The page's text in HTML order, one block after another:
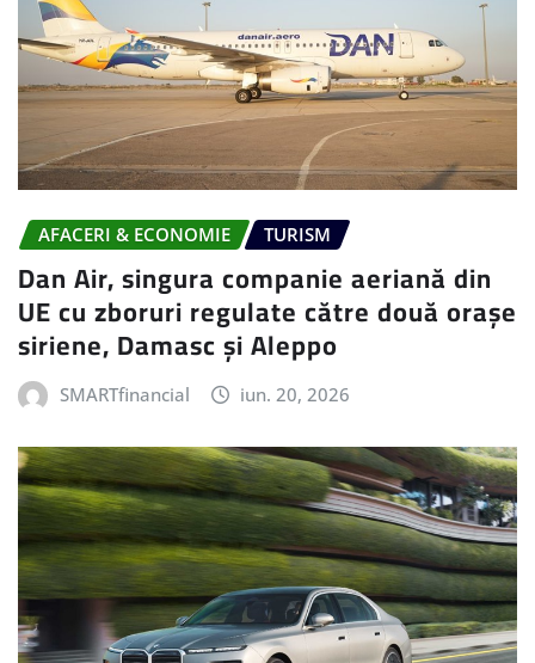
AFACERI & ECONOMIE TURISM
Dan Air, singura companie aeriană din
UE cu zboruri regulate către două orașe
siriene, Damasc și Aleppo
SMARTfinancial iun. 20, 2026